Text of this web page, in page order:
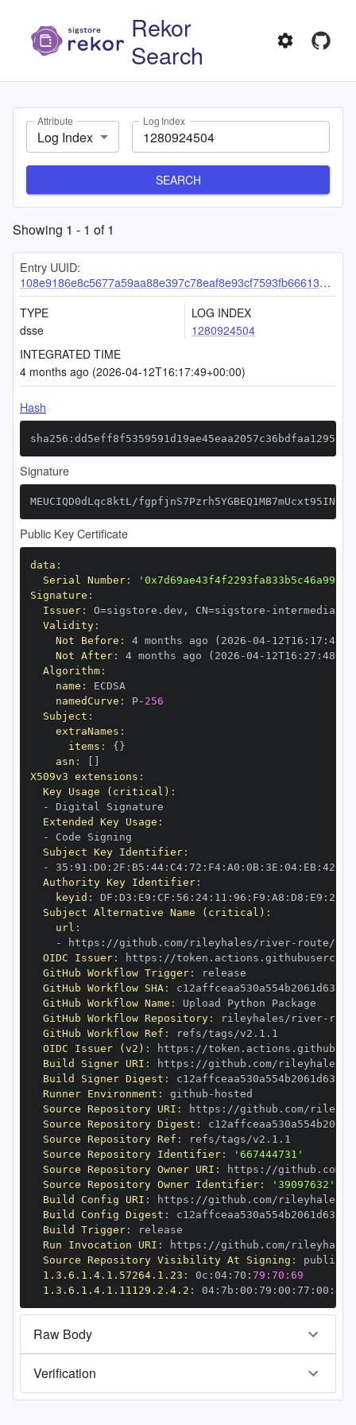
Rekor
Search
Attribute
Log Index
Log Index
SEARCH
Showing 1 - 1 of1
Entry UUID:
108e9186e8c5677a59aa88e397c78eaf8e93cf7593fb66613e66620446d62714c15d6742b7bbcb22
TYPE
dsse
LOG INDEX
1280924504
INTEGRATED TIME
4 months ago (2026-04-12T16:17:49+00:00)
Hash
Signature
MEUCIQD0dLqc8ktL/
Public Key Certificate
data :
Serial Number:
Signature :
Issuer: O=sigstore.dev , CN=sigstore -
Validity:
Not Before : 4 months ago (2026 -04- 12T16 : 17 :
Not After: 4 months ago (2026 -04- 12T16 : 27 : 48+00
Algorithm:
name :
namedCurve : P- 256
Subject :
extraNames :
items : { }
asn :
X509v3 extensions :
Key Usage (critical) :
-
Extended Key Usage :
-
Subject Key Identifier:
-
35 : 91 : D0 : 2F : B5 : 44: C4: 72 : F4: A0 : 0B: 3E : 04: EB: 42
Authority Key Identifier:
keyid : DF : D3 : E9 : CF : 56 : 24: 11 : 96 : F9 : A8 : D8 : E9 : 28
Subject Alternative Name (critical) :
url :
-
https : //github.com/rileyhales/river- route/
OIDC Issuer: https :
GitHub Workflow Trigger:
GitHub Workflow SHA:
GitHub Workflow Name :
GitHub Workflow Repository: rileyhales/river-
GitHub Workflow Ref :
OIDC Issuer (v2) : https :
Build Signer URI : https : //github.com/rileyhales/
Build Signer Digest :
Runner Environment : github -
Source Repository URI : https : //github.com/
Source Repository Digest :
Source Repository Ref :
Source Repository Identifier:
'667444731'
Source Repository Owner URI : https :
Source Repository Owner Identifier:
'39097632'
Build Config URI : https : //github.com/rileyhales/
Build Config Digest :
Build Trigger:
Run Invocation URI : https : //github.com/
Source Repository Visibility At Signing :
1.3.6.1.4.1.57264.1.23 : 0c : 04: 70 : 79:70:69
1.3.6.1.4.1.11129.2.4.2 : 04: 7b : 00 : 79 : 00 : 77 : 00 : dd
Raw Body
Verification